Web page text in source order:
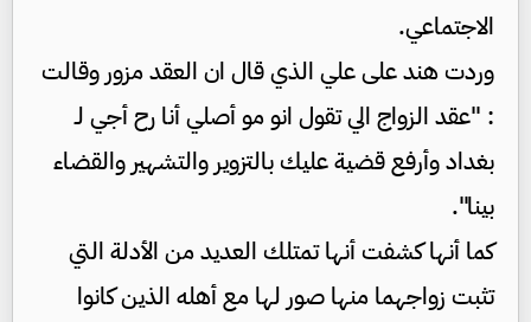
الاجتماعي.
وردت هند على علي الذي قال ان العقد مزور وقالت
: "عقد الزواج الي تقول انو مو أصلي أنا رح أجي لـ
بغداد وأرفع قضية عليك بالتزوير والتشهير والقضاء
بينا".
كما أنها كشفت أنها تمتلك العديد من الأدلة التي
تثبت زواجهما منها صور لها مع أهله الذين كانوا